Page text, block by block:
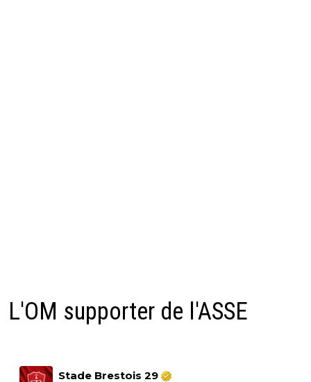
L'OM supporter de l'ASSE
Stade Brestois 29